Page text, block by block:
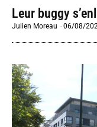
Leur buggy
Julien Moreau -06/08/